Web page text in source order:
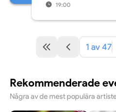
19:00
1 av 47
Rekommenderade
Några av de mest populära